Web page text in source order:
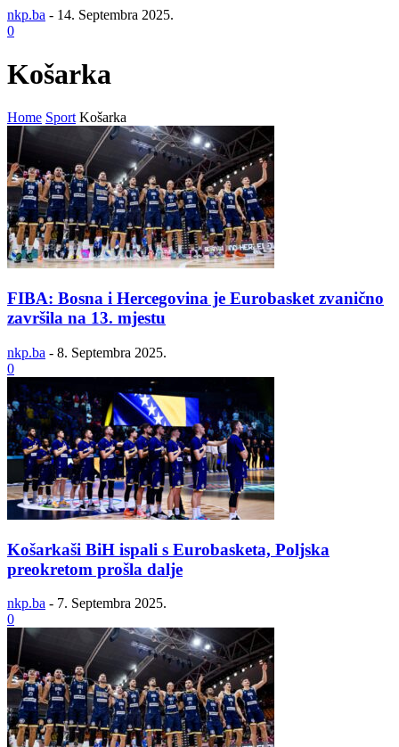
nkp.ba - 14. Septembra 2025.
0
Košarka
Home Sport Košarka
FIBA: Bosna i Hercegovina je Eurobasket zvanično
završila na 13. mjestu
nkp.ba - 8. Septembra 2025.
0
Košarkaši BiH ispali s Eurobasketa, Poljska
preokretom prošla dalje
nkp.ba - 7. Septembra 2025.
0